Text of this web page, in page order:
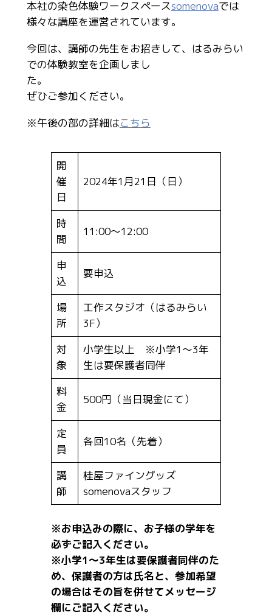
本社の染色体験ワークスペースsomenovaでは
様々な講座を運営されています。
今回は、講師の先生をお招きして、はるみらい
での体験教室を企画しまし
た
ぜひご参加ください。
※午後の部の詳細はこちら
開
催
日
2024年1月21日（日）
時
間
11:00～12:00
申
込
要申込
場
所
工作スタジオ（はるみらい
3F）
対
象
小学生以上 ※小学1～3年
生は要保護者同伴
料
金
500円（当日現金にて）
定
員
各回10名（先着）
講
師
桂屋ファイングッズ
somenovaスタッフ
※お申込みの際に、お子様の学年を
必ずご記入ください。
※小学1～3年生は要保護者同伴のた
め、保護者の方は氏名と、参加希望
の場合はその旨を併せてメッセージ
欄にご記入ください。